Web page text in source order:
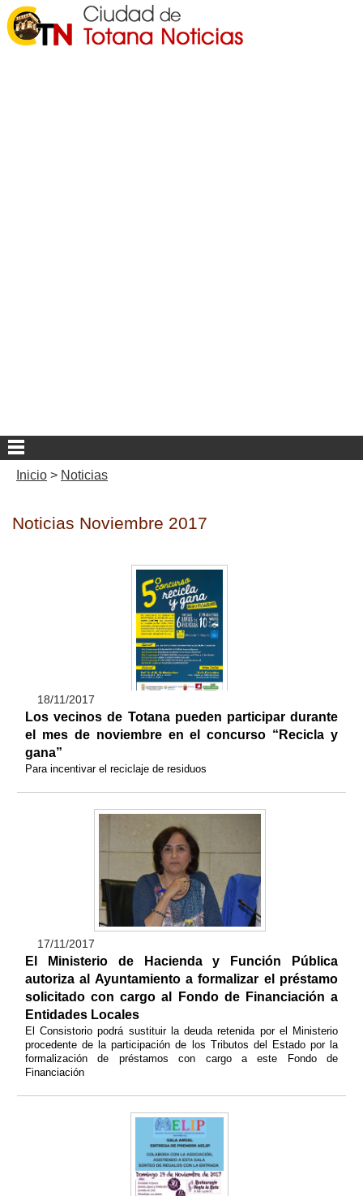
Inicio > Noticias
Noticias Noviembre 2017
18/11/2017
Los vecinos de Totana pueden participar durante
el mes de noviembre en el concurso “Recicla y
gana”
Para incentivar el reciclaje de residuos
17/11/2017
El Ministerio de Hacienda y Función Pública
autoriza al Ayuntamiento a formalizar el préstamo
solicitado con cargo al Fondo de Financiación a
Entidades Locales
El Consistorio podrá sustituir la deuda retenida por el Ministerio
procedente de la participación de los Tributos del Estado por la
formalización de préstamos con cargo a este Fondo de
Financiación